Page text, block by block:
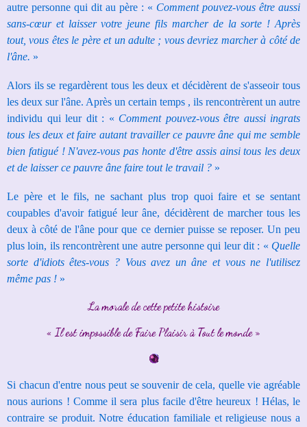
autre personne qui dit au père : « Comment pouvez-vous être aussi
sans-cœur et laisser votre jeune fils marcher de la sorte ! Après
tout, vous êtes le père et un adulte ; vous devriez marcher à côté de
l'âne. »
Alors ils se regardèrent tous les deux et décidèrent de s'asseoir tous
les deux sur l'âne. Après un certain temps , ils rencontrèrent un autre
individu qui leur dit : « Comment pouvez-vous être aussi ingrats
tous les deux et faire autant travailler ce pauvre âne qui me semble
bien fatigué ! N'avez-vous pas honte d'être assis ainsi tous les deux
et de laisser ce pauvre âne faire tout le travail ? »
Le père et le fils, ne sachant plus trop quoi faire et se sentant
coupables d'avoir fatigué leur âne, décidèrent de marcher tous les
deux à côté de l'ânepour que ce dernier puisse se reposer. Un peu
plus loin, ils rencontrèrent une autre personne qui leur dit : « Quelle
sorte d'idiots êtes-vous ? Vous avez un âne et vous ne l'utilisez
même pas ! »
La morale de cette petite histoire
« Il est impossible de Faire Plaisir à Tout le monde »
Si chacun d'entre nous peut se souvenir de cela, quelle vie agréable
nous aurions ! Comme il sera plus facile d'être heureux ! Hélas, le
contraire se produit.Notre éducation familiale et religieuse nous a